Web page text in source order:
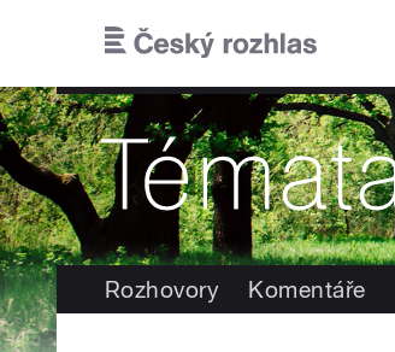
Rozhovory Komentáře